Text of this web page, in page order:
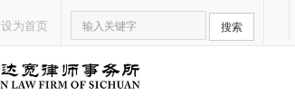
设为首页 搜索